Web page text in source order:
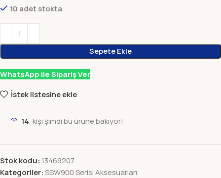
10 adet stokta
Sepete Ekle
WhatsApp ile Sipariş Ver
İstek listesine ekle
14 kişi şimdi bu ürüne bakıyor!
Stok kodu: 13469207
Kategoriler:SSW900 Serisi Aksesuarları